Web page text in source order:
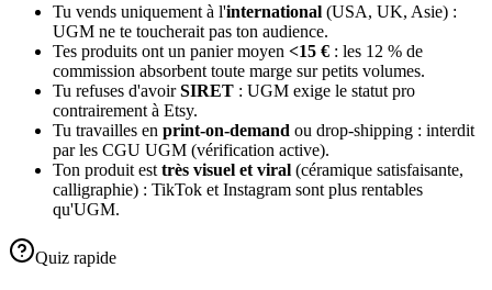
Tu vends uniquement à l'international (USA, UK, Asie) :
UGM ne te toucherait pas ton audience.
Tes produits ont un panier moyen <15 € : les 12 % de
commission absorbent toute marge sur petits volumes.
Tu refuses d'avoirSIRET : UGM exige le statut pro
contrairement à Etsy.
Tu travailles en print-on-demand ou drop-shipping : interdit
par les CGU UGM (vérification active).
Ton produit est très visuel et viral (céramique satisfaisante,
calligraphie) : TikTok et Instagram sont plus rentables
qu'UGM.
Quiz rapide